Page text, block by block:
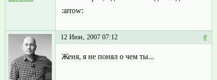
:arrow:
12 Июн, 2007 07:12 #
Женя, я не понял о чем ты...